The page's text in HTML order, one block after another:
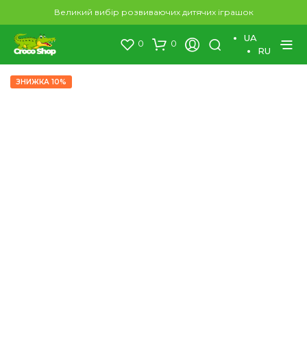
Великий вибір розвиваючих дитячих іграшок
0 0
UA
RU
ЗНИЖКА 10%